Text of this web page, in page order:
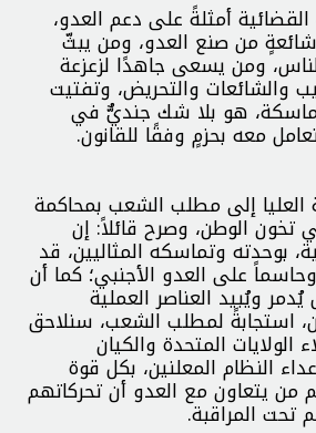
أمثلةً على دعم العدو،
من صنع العدو، ومن يبثّ
ومن يسعى جاهدًا لزعزعة
والشائعات والتحريض، وتفتيت
هو بلا شك جنديٌّ في
معه بحزمٍ وفقًا للقانون.
إلى مطلب الشعب بمحاكمة
تخون الوطن، وصرح قائلاً: إن
بوحدته وتماسكه المثاليين، قد
على العدو الأجنبي؛ كما أن
ويُبيد العناصر العملية
استجابةً لمطلب الشعب، سنلاحق
الولايات المتحدة والكيان
النظام المعلنين، بكل قوة
من يتعاون مع العدو أن تحركاتهم
تحت المراقبة.